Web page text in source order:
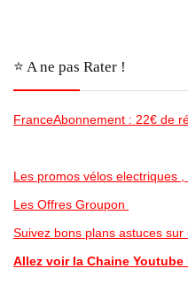
⭐️ A ne pas Rater !
FranceAbonnement : 22€ de
Les promos vélos electriques
Les Offres Groupon
Suivez bons plans astuces sur
Allez voir la Chaine